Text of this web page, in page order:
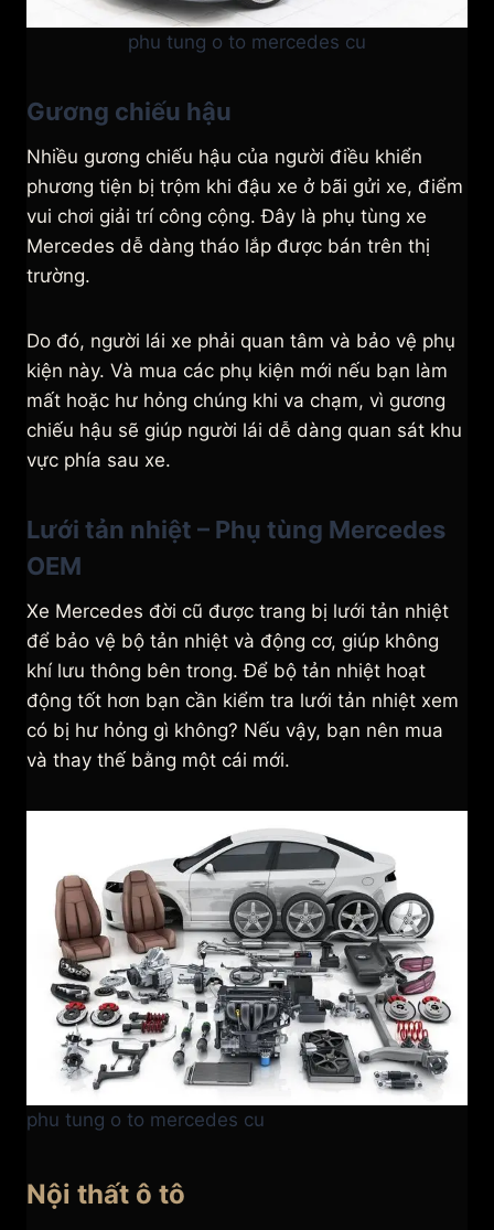
phu tung o to mercedes cu
Gương chiếu hậu
Nhiều gương chiếu hậu của người điều khiển
phương tiện bị trộm khi đậu xe ở bãi gửi xe, điểm
vui chơi giải trí công cộng. Đây là phụ tùng xe
Mercedes dễ dàng tháo lắp được bán trên thị
trường.
Do đó, người lái xe phải quan tâm và bảo vệ phụ
kiện này. Và mua các phụ kiện mới nếu bạn làm
mất hoặc hư hỏng chúng khi va chạm, vì gương
chiếu hậu sẽ giúp người lái dễ dàng quan sát khu
vực phía sau xe.
Lưới tản nhiệt – Phụ tùng Mercedes
OEM
Xe Mercedes đời cũ được trang bị lưới tản nhiệt
để bảo vệ bộ tản nhiệt và động cơ, giúp không
khí lưu thông bên trong. Để bộ tản nhiệt hoạt
động tốt hơn bạn cần kiểm tra lưới tản nhiệt xem
có bị hư hỏng gì không? Nếu vậy, bạn nên mua
và thay thế bằng một cái mới.
phu tung o to mercedes cu
Nội thất ô tô